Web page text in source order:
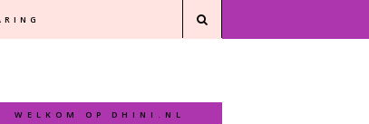
WELKOM OP DHINI.NL